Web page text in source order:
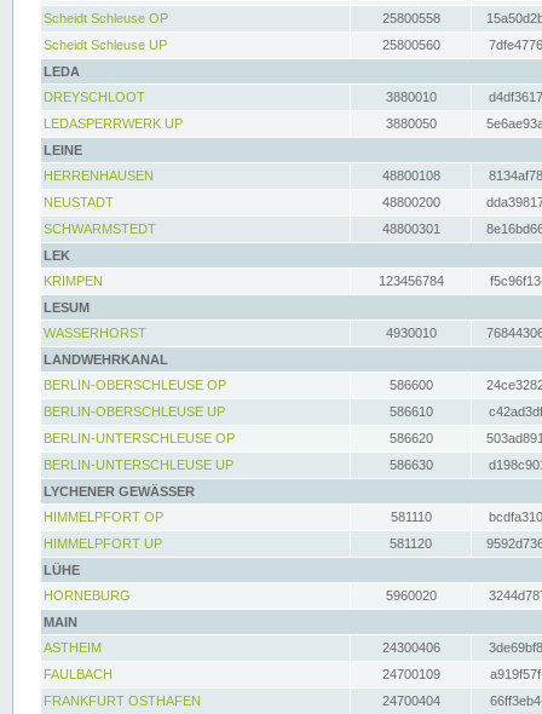
Scheidt Schleuse OP
25800558
Scheidt Schleuse UP
25800560
LEDA
DREYSCHLOOT
3880010
LEDASPERRWERK UP
3880050
LEINE
HERRENHAUSEN
48800108
NEUSTADT
48800200
SCHWARMSTEDT
48800301
LEK
KRIMPEN
123456784
LESUM
WASSERHORST
4930010
LANDWEHRKANAL
BERLIN-OBERSCHLEUSE OP
586600
BERLIN-OBERSCHLEUSE UP
586610
BERLIN-UNTERSCHLEUSE OP
586620
BERLIN-UNTERSCHLEUSE UP
586630
LYCHENER GEWÄSSER
HIMMELPFORT OP
581110
HIMMELPFORT UP
581120
LÜHE
HORNEBURG
5960020
MAIN
ASTHEIM
24300406
FAULBACH
24700109
FRANKFURT OSTHAFEN
24700404